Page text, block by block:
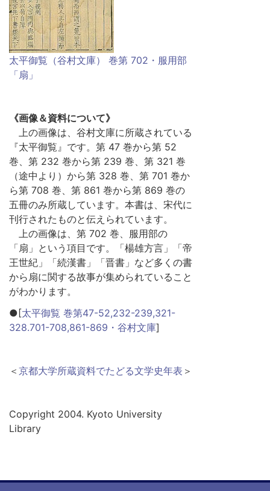
太平御覧（谷村文庫） 巻第 702・服用部
「扇」
《画像＆資料について》
上の画像は、谷村文庫に所蔵されている
『太平御覧』です。第 47 巻から第 52
巻、第 232 巻から第 239 巻、第 321 巻
（途中より）から第 328 巻、第 701 巻か
ら第 708 巻、第 861 巻から第 869 巻の
五冊のみ所蔵しています。本書は、宋代に
刊行されたものと伝えられています。
上の画像は、第 702 巻、服用部の
「扇」という項目です。「楊雄方言」「帝
王世紀」「続漢書」「晋書」など多くの書
から扇に関する故事が集められていること
がわかります。
●[太平御覧 巻第47-52,232-239,321-
328.701-708,861-869・谷村文庫]
＜ 京都大学所蔵資料でたどる文学史年表 ＞
Copyright 2004. Kyoto University
Library